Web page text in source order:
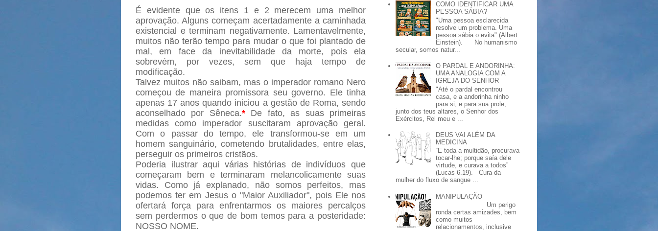
É evidente que os itens 1 e 2 merecem uma melhor
aprovação. Alguns começam acertadamente a caminhada
existencial e terminam negativamente. Lamentavelmente,
muitos não terão tempo para mudar o que foi plantado de
mal, em face da inevitabilidade da morte, pois ela
sobrevém, por vezes, sem que haja tempo de
modificação.
Talvez muitos não saibam, mas o imperador romano Nero
começou de maneira promissora seu governo. Ele tinha
apenas 17 anos quando iniciou a gestão de Roma, sendo
aconselhado por Sêneca.*De fato, as suas primeiras
medidas como imperador suscitaram aprovação geral.
Com o passar do tempo, ele transformou-se em um
homem sanguinário, cometendo brutalidades, entre elas,
perseguir os primeiros cristãos.
Poderia ilustrar aqui várias histórias de indivíduos que
começaram bem e terminaram melancolicamente suas
vidas. Como já explanado, não somos perfeitos, mas
podemos ter em Jesus o "Maior Auxiliador", pois Ele nos
ofertará força para enfrentarmos os maiores percalços
sem perdermos o que de bom temos para a posteridade:
NOSSO NOME.
COMO IDENTIFICAR UMA
PESSOA SÁBIA?
"Uma pessoa esclarecida
resolve um problema. Uma
pessoa sábia o evita" (Albert
Einstein). No humanismo
secular, somos natur...
O PARDAL E ANDORINHA:
UMA ANALOGIA COM A
IGREJA DO SENHOR
"Até o pardal encontrou
casa, e a andorinha ninho
para si, e para sua prole,
junto dos teus altares, o Senhor dos
Exércitos, Rei meu e ...
DEUS VAI ALÉM DA
MEDICINA
“E toda a multidão, procurava
tocar-lhe; porque saía dele
virtude, e curava a todos”
(Lucas 6.19). Cura da
mulher do fluxo de sangue ...
MANIPULAÇÃO
Um perigo
ronda certas amizades, bem
como muitos
relacionamentos, inclusive